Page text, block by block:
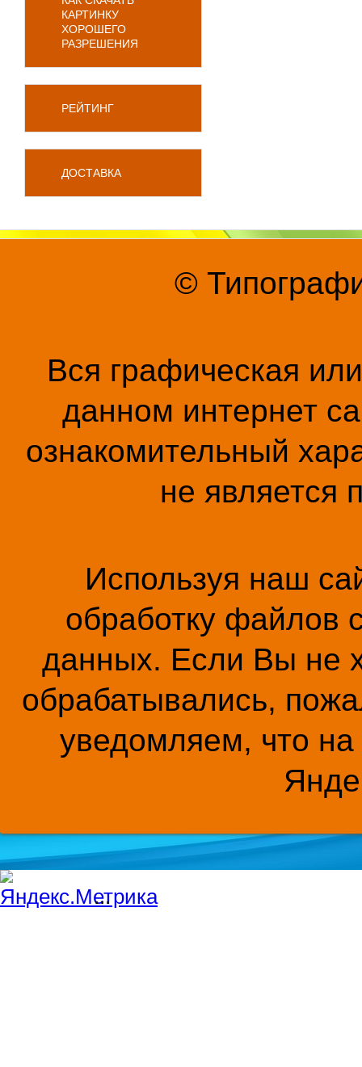
КАРТИНКУ
ХОРОШЕГО
РАЗРЕШЕНИЯ
РЕЙТИНГ
ДОСТАВКА
©
Вся графическая
данном интернет
ознакомительный
не является
Используя наш
обработку файлов
данных. Если Вы не
обрабатывались,
уведомляем, что на
...